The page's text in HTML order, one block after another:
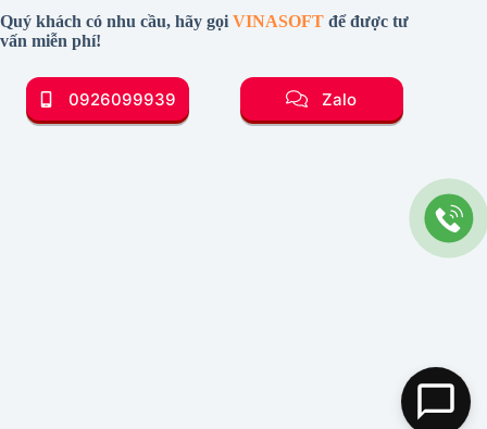
Quý khách có nhu cầu, hãy gọi VINASOFT để được tư
vấn miễn phí!
0926099939 Zalo